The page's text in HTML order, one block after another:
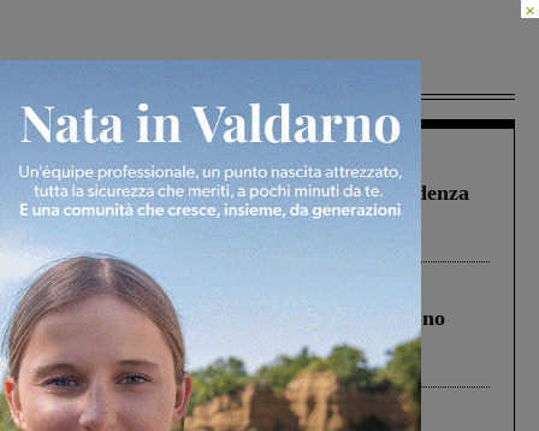
Figline Incisa Valdarno 1 Agosto 2026
Piscina di Figline finanziata oltre la scadenza
Pnrr, il gruppo di Fratelli d’Italia: “Un
ringraziamento al Governo”
Cronaca 4 Agosto 2026
Un anno fa la strage in A1 in cui morirono
Gianni, Giulia e Franco. Lo schianto, il
processo, lo stop ai sorpassi fra tir....
Cronaca 3 Agosto 2026
×